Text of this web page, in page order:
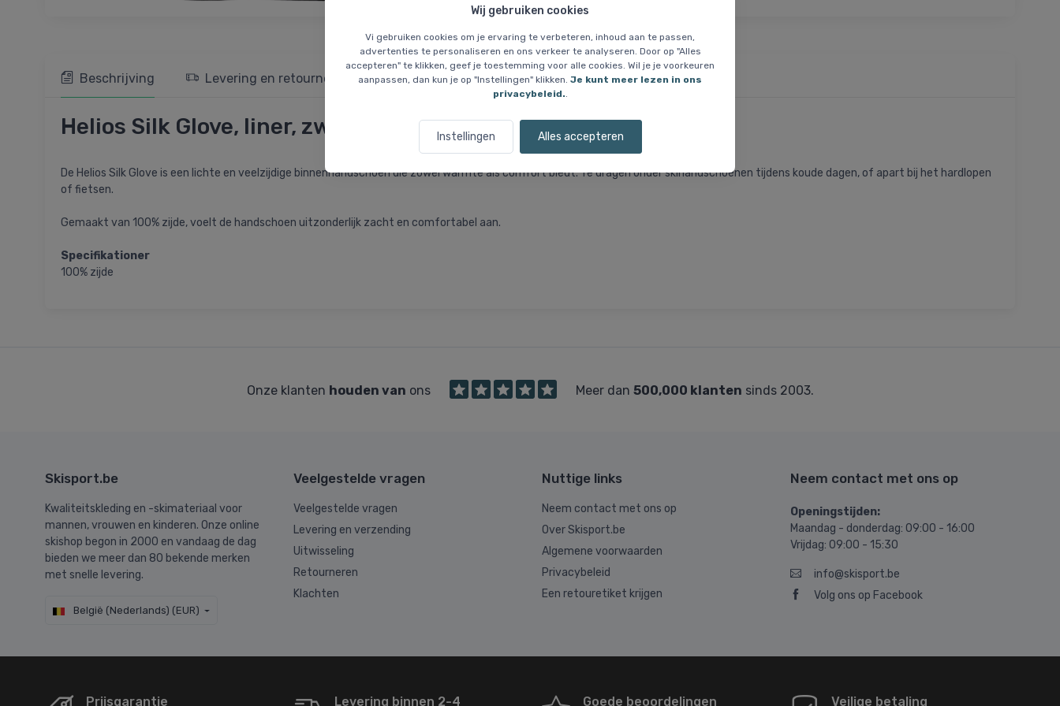
Wij gebruiken cookies
Vi gebruiken cookies om je ervaring te verbeteren, inhoud aan te passen,
advertenties te personaliseren en ons verkeer te analyseren. Door op "Alles
accepteren" te klikken, geef je toestemming voor alle cookies. Wil je je voorkeuren
aanpassen, dan kun je op "Instellingen" klikken. Je kunt meer lezen in ons
privacybeleid..
Instellingen Alles accepteren
Beschrijving Levering en retourneren Prijsgarantie Wie zijn wij?
Helios Silk Glove, liner, zwart
De Helios Silk Glove is een lichte en veelzijdige binnenhandschoen die zowel warmte als comfort biedt. Te dragen onder skihandschoenen tijdens koude dagen, of apart bij het hardlopen
of fietsen.
Gemaakt van 100% zijde, voelt de handschoen uitzonderlijk zacht en comfortabel aan.
Specifikationer
100% zijde
Onze klanten houden van ons Meer dan 500,000 klanten sinds 2003.
Skisport.be
Kwaliteitskleding en -skimateriaal voor
mannen, vrouwen en kinderen. Onze online
skishop begon in 2000 en vandaag de dag
bieden we meer dan 80 bekende merken
met snelle levering.
België (Nederlands) (EUR)
Veelgestelde vragen
Veelgestelde vragen
Levering en verzending
Uitwisseling
Retourneren
Klachten
Nuttige links
Neem contact met ons op
Over Skisport.be
Algemene voorwaarden
Privacybeleid
Een retouretiket krijgen
Neem contact met ons op
Openingstijden:
Maandag - donderdag: 09:00 - 16:00
Vrijdag: 09:00 - 15:30
info@skisport.be
Volg ons op Facebook
Prijsgarantie Levering binnen 2-4 Goede beoordelingen Veilige betaling